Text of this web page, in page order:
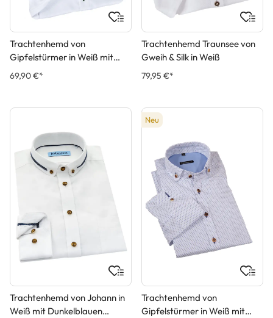
Trachtenhemd von
Gipfelstürmer in Weiß mit
Grünen Applikationen
69,90 €*
Trachtenhemd Traunsee von
Gweih & Silk in Weiß
79,95 €*
Trachtenhemd von Johann in
Weiß mit Dunkelblauen
Neu
Trachtenhemd von
Gipfelstürmer in Weiß mit